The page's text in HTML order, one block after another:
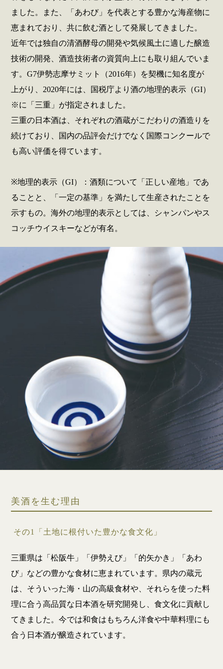
ました。また、「あわび」を代表とする豊かな海産物に
恵まれており、共に飲む酒として発展してきました。
近年では独自の清酒酵母の開発や気候風土に適した醸造
技術の開発、酒造技術者の資質向上にも取り組んでいま
す。G7伊勢志摩サミット（2016年）を契機に知名度が
上がり、2020年には、国税庁より酒の地理的表示（GI）
※に「三重」が指定されました。
三重の日本酒は、それぞれの酒蔵がこだわりの酒造りを
続けており、国内の品評会だけでなく国際コンクールで
も高い評価を得ています。
※地理的表示（GI）：酒類について「正しい産地」であ
ることと、「一定の基準」を満たして生産されたことを
示すもの。海外の地理的表示としては、シャンパンやス
コッチウイスキーなどが有名。
美酒を生む理由
その1「土地に根付いた豊かな食文化」
三重県は「松阪牛」「伊勢えび」「的矢かき」「あわ
び」などの豊かな食材に恵まれています。県内の蔵元
は、そういった海・山の高級食材や、それらを使った料
理に合う高品質な日本酒を研究開発し、食文化に貢献し
てきました。今では和食はもちろん洋食や中華料理にも
合う日本酒が醸造されています。